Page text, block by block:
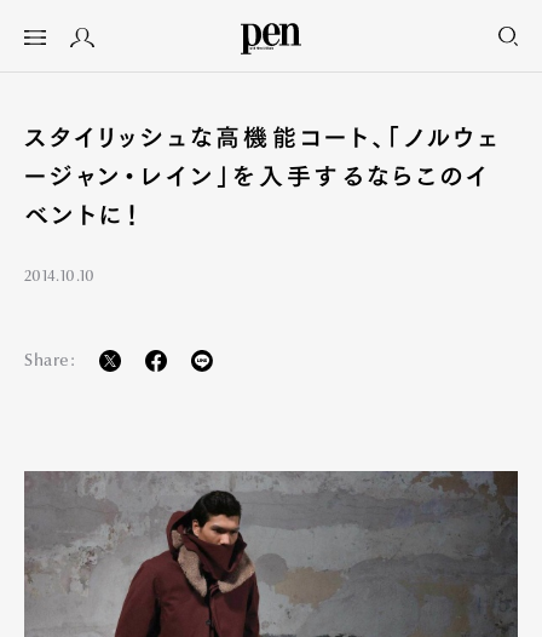
スタイリッシュな高機能コート、「ノルウェ
ージャン・レイン」を入手するならこのイ
ベントに！
2014.10.10
Share: